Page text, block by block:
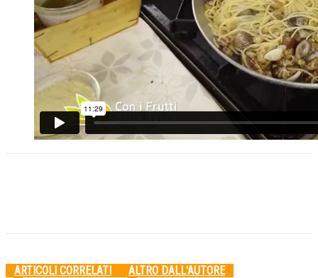
ARTICOLI CORRELATI ALTRO DALL'AUTORE